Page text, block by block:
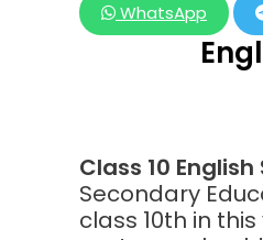
WhatsApp
Class 10
Secondary
class 10th in